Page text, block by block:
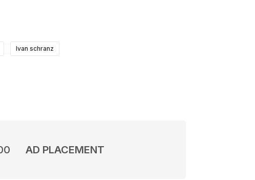
Ivan schranz
AD PLACEMENT